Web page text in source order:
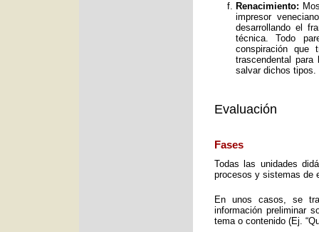
Renacimiento:
impresor
desarrollando el
técnica. Todo
conspiración
trascendental
salvar dichos tipos.
Evaluación
Fases
Todas las unidades
procesos y sistemas de
En unos casos, se
información preliminar
tema o contenido (Ej.